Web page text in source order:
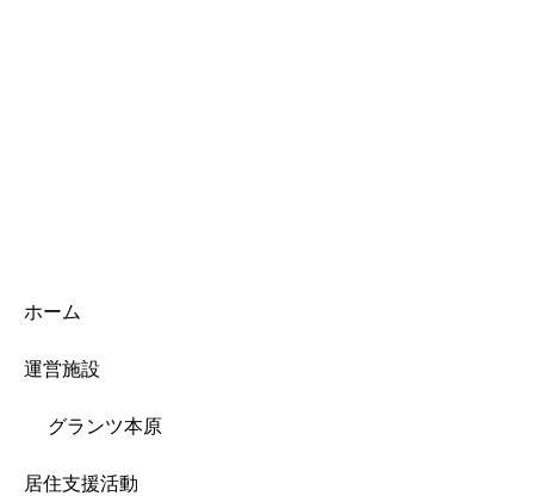
ホーム
運営施設
グランツ本原
居住支援活動